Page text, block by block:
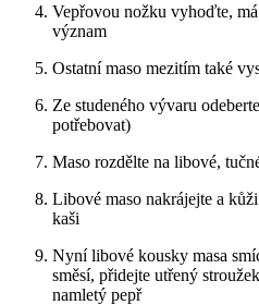
Vepřovou nožku vyhoďte,
význam
Ostatní maso mezitím také
Ze studeného vývaru
potřebovat)
Maso rozdělte na libové,
Libové maso nakrájejte a
kaši
Nyní libové kousky masa
směsí, přidejte utřený
namletý pepř